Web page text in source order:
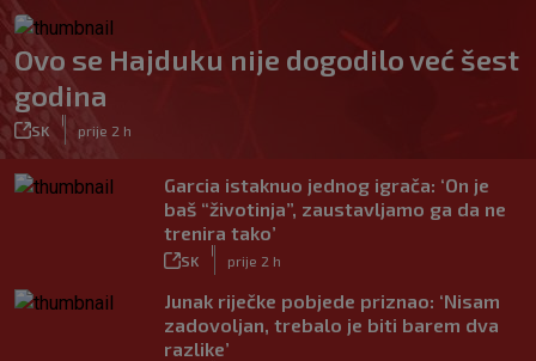
Ovo se Hajduku nije dogodilo već šest
godina
SK prije 2 h
Garcia istaknuo jednog igrača: ‘On je
baš “životinja”, zaustavljamo ga da ne
trenira tako’
SK prije 2 h
Junak riječke pobjede priznao: ‘Nisam
zadovoljan, trebalo je biti barem dva
razlike’